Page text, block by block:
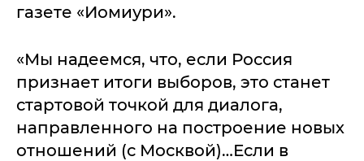
газете «Иомиури».
«Мы надеемся, что, если Россия
признает итоги выборов, это станет
стартовой точкой для диалога,
направленного на построение новых
отношений (с Москвой)…Если в